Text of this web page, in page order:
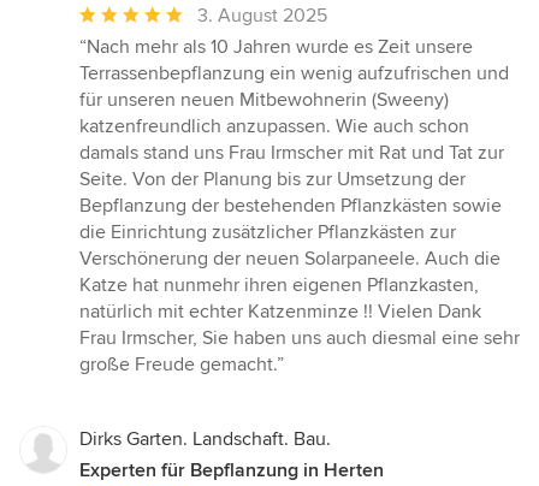
Durchschnittliche
Bewertung:
5
von
5
Sternen
3. August 2025
“Nach mehr als 10 Jahren wurde es Zeit unsere
Terrassenbepflanzung ein wenig aufzufrischen und
für unseren neuen Mitbewohnerin (Sweeny)
katzenfreundlich anzupassen. Wie auch schon
damals stand uns Frau Irmscher mit Rat und Tat zur
Seite. Von der Planung bis zur Umsetzung der
Bepflanzung der bestehenden Pflanzkästen sowie
die Einrichtung zusätzlicher Pflanzkästen zur
Verschönerung der neuen Solarpaneele. Auch die
Katze hat nunmehr ihren eigenen Pflanzkasten,
natürlich mit echter Katzenminze !! Vielen Dank
Frau Irmscher, Sie haben uns auch diesmal eine sehr
große Freude gemacht.”
Dirks Garten. Landschaft. Bau.
Experten für Bepflanzung in Herten